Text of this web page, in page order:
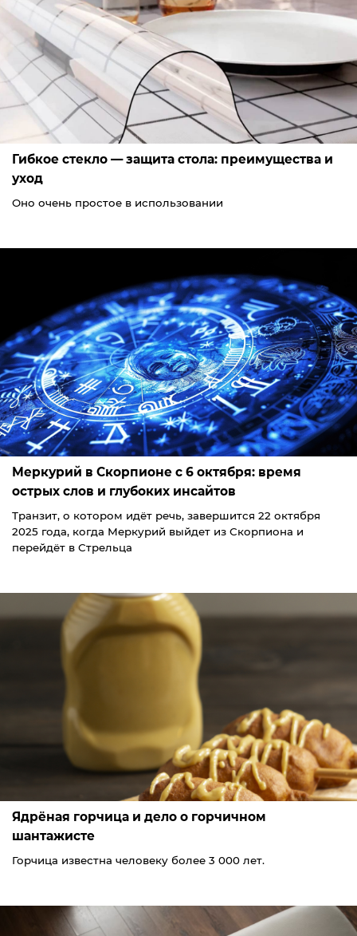
Гибкое стекло — защита стола: преимущества и
уход
Оно очень простое в использовании
Меркурий в Скорпионе с 6 октября: время
острых слов и глубоких инсайтов
Транзит, о котором идёт речь, завершится 22 октября
2025 года, когда Меркурий выйдет из Скорпиона и
перейдёт в Стрельца
Ядрёная горчица и дело о горчичном
шантажисте
Горчица известна человеку более 3 000 лет.